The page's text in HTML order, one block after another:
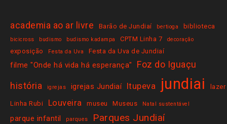
academia ao ar livre Barão de Jundiaí bertioga biblioteca
bicicross budismo budismo kadampa CPTM Linha 7 decoração
exposição Festa da Uva Festa da Uva de Jundiaí
filme "Onde há vida há esperança"
Foz do Iguaçu
história
igrejas igrejas Jundiaí Itupeva jundiai lazer
Linha Rubi Louveira museu Museus Natal sustentável
parque infantil parques Parques Jundiaí